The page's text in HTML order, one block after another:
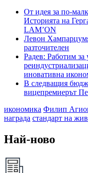
От идея за по-
Историята на
LAM’ОN
Левон
разточителен
Радев: Работим за
иновативна
В следващия
вицепремиерът
икономика Филип
награда стандарт на
Най-ново